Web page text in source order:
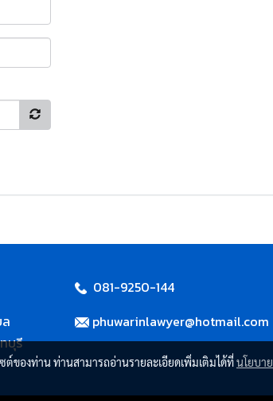
บุรี
081-9250-144
phuwarinlawyer@hotmail.com
ของท่าน ท่านสามารถอ่านรายละเอียดเพิ่มเติมได้ที่นโยบาย